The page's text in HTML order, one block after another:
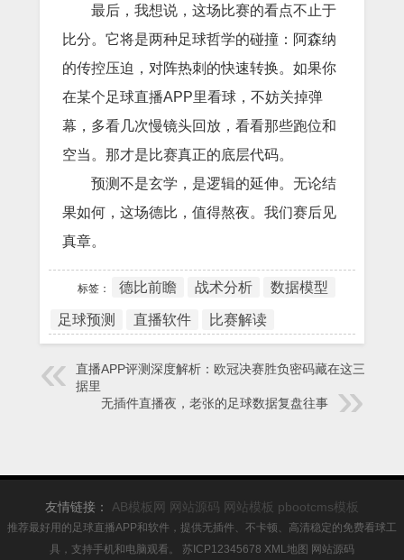
最后，我想说，这场比赛的看点不止于
比分。它将是两种足球哲学的碰撞：阿森纳
的传控压迫，对阵热刺的快速转换。如果你
在某个足球直播APP里看球，不妨关掉弹
幕，多看几次慢镜头回放，看看那些跑位和
空当。那才是比赛真正的底层代码。
预测不是玄学，是逻辑的延伸。无论结
果如何，这场德比，值得熬夜。我们赛后见
真章。
标签： 德比前瞻 战术分析 数据模型
足球预测 直播软件 比赛解读
直播APP评测深度解析：欧冠决赛胜负密码藏在这三个数
据里
无插件直播夜，老张的足球数据复盘往事
友情链接： AB模板网 网站源码 网站模板 pbootcms模板
推荐最好用的足球直播APP和软件，提供无插件、不卡顿、高清稳定的免费看球工
具，支持手机和电脑观看。 苏ICP12345678 XML地图 网站源码